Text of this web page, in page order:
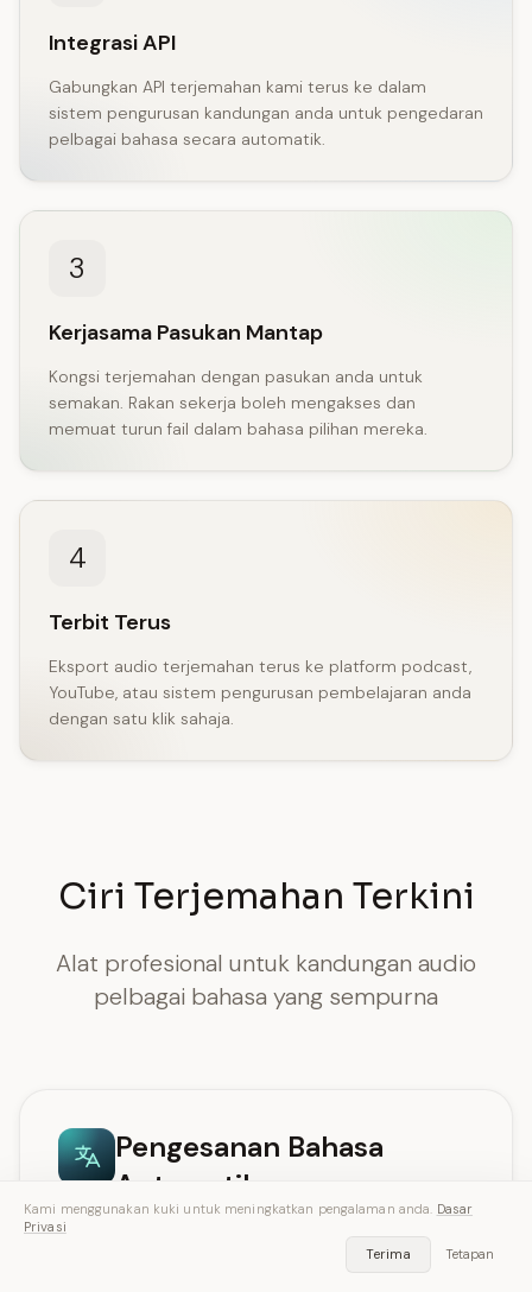
Integrasi API
Gabungkan API terjemahan kami terus ke dalam
sistem pengurusan kandungan anda untuk pengedaran
pelbagai bahasa secara automatik.
3
Kerjasama Pasukan Mantap
Kongsi terjemahan dengan pasukan anda untuk
semakan. Rakan sekerja boleh mengakses dan
memuat turun fail dalam bahasa pilihan mereka.
4
Terbit Terus
Eksport audio terjemahan terus ke platform podcast,
YouTube, atau sistem pengurusan pembelajaran anda
dengan satu klik sahaja.
Ciri Terjemahan Terkini
Alat profesional untuk kandungan audio
pelbagai bahasa yang sempurna
Pengesanan Bahasa
Automatik
Mengenal pasti bahasa sumber audio
anda secara automatik. Tidak perlu
Kami menggunakan kuki untuk meningkatkan pengalaman anda. Dasar
Privasi
Terima
Tetapan